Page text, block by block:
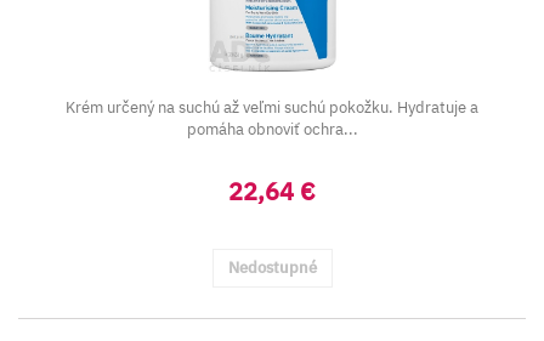
Krém určený na suchú až veľmi suchú pokožku. Hydratuje a
pomáha obnoviť ochra...
22,64 €
Nedostupné